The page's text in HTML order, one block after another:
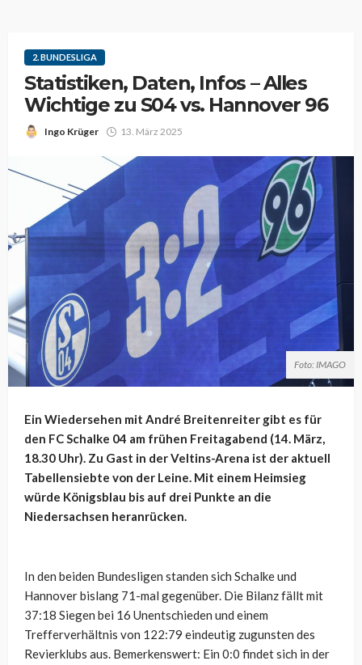
2. BUNDESLIGA
Statistiken, Daten, Infos – Alles
Wichtige zu S04 vs. Hannover 96
Ingo Krüger 13. März 2025
Foto: IMAGO
Ein Wiedersehen mit André Breitenreiter gibt es für
den FC Schalke 04 am frühen Freitagabend (14. März,
18.30 Uhr). Zu Gast in der Veltins-Arena ist der aktuell
Tabellensiebte von der Leine. Mit einem Heimsieg
würde Königsblau bis auf drei Punkte an die
Niedersachsen heranrücken.
In den beiden Bundesligen standen sich Schalke und
Hannover bislang 71-mal gegenüber. Die Bilanz fällt mit
37:18 Siegen bei 16 Unentschieden und einem
Trefferverhältnis von 122:79 eindeutig zugunsten des
Revierklubs aus. Bemerkenswert: Ein 0:0 findet sich in der